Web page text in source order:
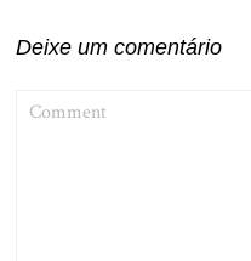
Deixe um comentário